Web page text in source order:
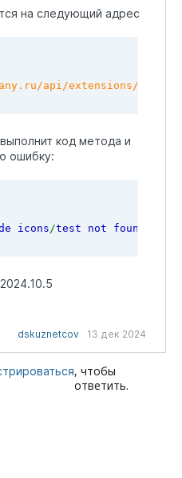
на следующий адрес
api/extensions/
код метода и
ошибку:
icons/test not found
dskuznetcov 13 дек 2024
, чтобы
ответить.